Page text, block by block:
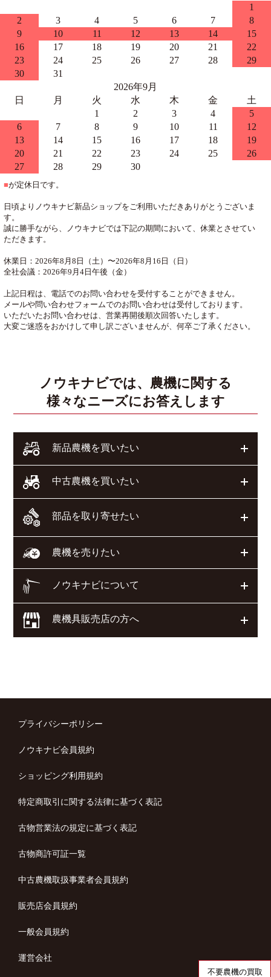
不要農機の買取
1
2
3 4 5 6 7
8
9
10 11 12 13 14
15
16
17 18 19 20 21
22
23
24 25 26 27 28
29
30
31
2026年9月
日
月 火 水 木 金
土
1
2 3 4
5
6
7 8 9 10 11
12
13
14 15 16 17 18
19
20
21 22 23 24 25
26
27
28 29 30
■が定休日です。
日頃よりノウキナビ新品ショップをご利用いただきありがとうございま
す。
誠に勝手ながら、ノウキナビでは下記の期間において、休業とさせてい
ただきます。
休業日：2026年8月8日（土）〜2026年8月16日（日）
全社会議：2026年9月4日午後（金）
上記日程は、電話でのお問い合わせを受付することができません。
メールや問い合わせフォームでのお問い合わせは受付しております。
いただいたお問い合わせは、営業再開後順次回答いたします。
大変ご迷惑をおかけして申し訳ございませんが、何卒ご了承ください。
ノウキナビでは、農機に関する
様々なニーズにお答えします
新品農機を買いたい
中古農機を買いたい
部品を取り寄せたい
農機を売りたい
ノウキナビについて
農機具販売店の方へ
プライバシーポリシー
ノウキナビ会員規約
ショッピング利用規約
特定商取引に関する法律に基づく表記
古物営業法の規定に基づく表記
古物商許可証一覧
中古農機取扱事業者会員規約
販売店会員規約
一般会員規約
運営会社